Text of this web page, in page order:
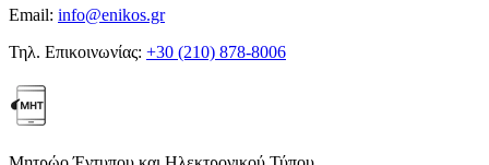
Email: info@enikos.gr
Τηλ. Επικοινωνίας: +30 (210) 878-8006